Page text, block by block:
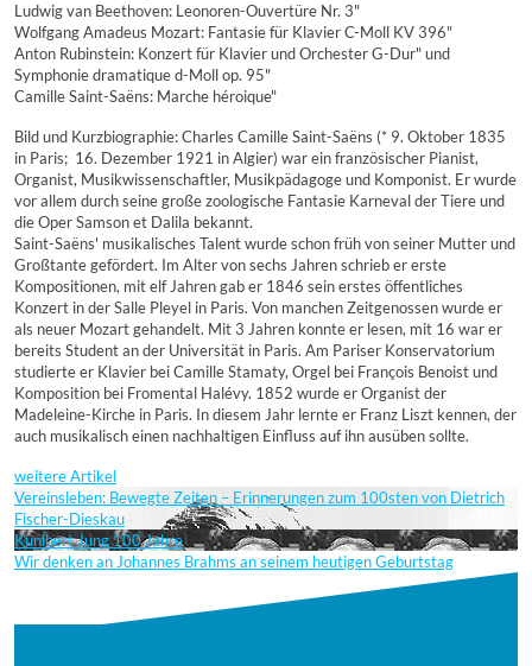
Ludwig van Beethoven: Leonoren-Ouvertüre Nr. 3"
Wolfgang Amadeus Mozart: Fantasie für Klavier C-Moll KV 396"
Anton Rubinstein: Konzert für Klavier und Orchester G-Dur" und
Symphonie dramatique d-Moll op. 95"
Camille Saint-Saëns: Marche héroique"
Bild und Kurzbiographie: Charles Camille Saint-Saëns (* 9. Oktober 1835
in Paris;  16. Dezember 1921 in Algier) war ein französischer Pianist,
Organist, Musikwissenschaftler, Musikpädagoge und Komponist. Er wurde
vor allem durch seine große zoologische Fantasie Karneval der Tiere und
die Oper Samson et Dalila bekannt.
Saint-Saëns' musikalisches Talent wurde schon früh von seiner Mutter und
Großtante gefördert. Im Alter von sechs Jahren schrieb er erste
Kompositionen, mit elf Jahren gab er 1846 sein erstes öffentliches
Konzert in der Salle Pleyel in Paris. Von manchen Zeitgenossen wurde er
als neuer Mozart gehandelt. Mit 3 Jahren konnte er lesen, mit 16 war er
bereits Student an der Universität in Paris. Am Pariser Konservatorium
studierte er Klavier bei Camille Stamaty, Orgel bei François Benoist und
Komposition bei Fromental Halévy. 1852 wurde er Organist der
Madeleine-Kirche in Paris. In diesem Jahr lernte er Franz Liszt kennen, der
auch musikalisch einen nachhaltigen Einfluss auf ihn ausüben sollte.
weitere Artikel
Vereinsleben: Bewegte Zeiten – Erinnerungen zum 100sten von Dietrich
Fischer-Dieskau
Kunibert Jung 100 Jahre
Wir denken an Johannes Brahms an seinem heutigen Geburtstag